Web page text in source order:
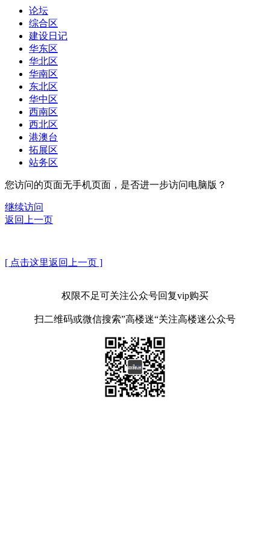
论坛
综合区
建设日记
华东区
华北区
华南区
东北区
华中区
西南区
西北区
港澳台
拓展区
站务区
您访问的页面无手机页面，是否进一步访问电脑版？
继续访问
返回上一页
[ 点击这里返回上一页 ]
权限不足可关注公众号回复vip购买
扫二维码或微信搜索”高楼迷“关注高楼迷公众号